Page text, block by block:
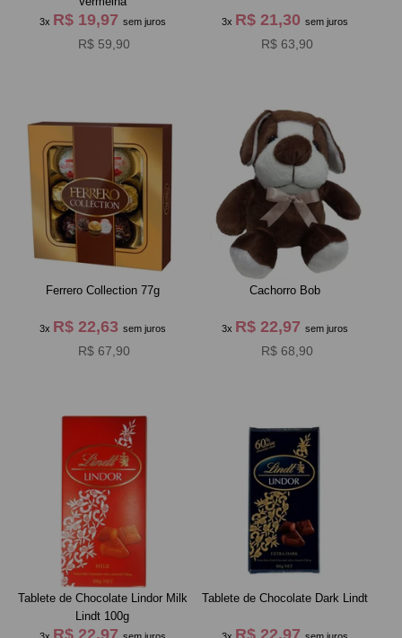
3x R$ 19,97 sem juros
R$ 59,90
3x R$ 21,30sem juros
R$ 63,90
Ferrero Collection 77g
3x R$ 22,63 sem juros
R$ 67,90
Cachorro Bob
3x R$ 22,97sem juros
R$ 68,90
Tablete de Chocolate Lindor Milk
Lindt 100g
R$ 22,97
Tablete de Chocolate Dark Lindt
R$ 22,97